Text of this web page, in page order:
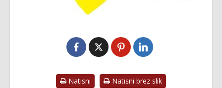
Natisni Natisni brez slik